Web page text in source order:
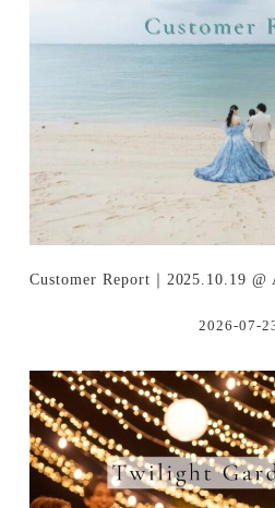
Customer Report｜2025.10.19 @
2026-07-